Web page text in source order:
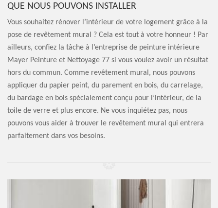
QUE NOUS POUVONS INSTALLER
Vous souhaitez rénover l’intérieur de votre logement grâce à la
pose de revêtement mural ? Cela est tout à votre honneur ! Par
ailleurs, confiez la tâche à l’entreprise de peinture intérieure
Mayer Peinture et Nettoyage 77 si vous voulez avoir un résultat
hors du commun. Comme revêtement mural, nous pouvons
appliquer du papier peint, du parement en bois, du carrelage,
du bardage en bois spécialement conçu pour l’intérieur, de la
toile de verre et plus encore. Ne vous inquiétez pas, nous
pouvons vous aider à trouver le revêtement mural qui entrera
parfaitement dans vos besoins.